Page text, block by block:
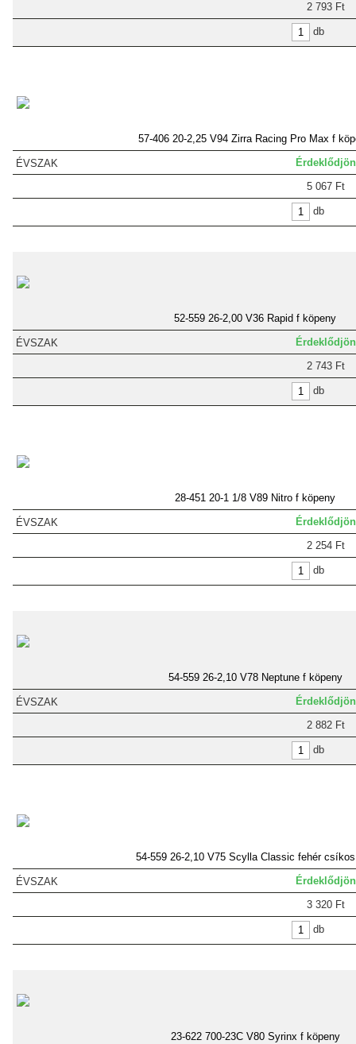
2 793 Ft
db
57-406 20-2,25 V94 Zirra Racing Pro Max f
Érdeklődjön
5 067 Ft
db
52-559 26-2,00 V36 Rapid f köpeny
Érdeklődjön
2 743 Ft
db
28-451 20-1 1/8 V89 Nitro f köpeny
Érdeklődjön
2 254 Ft
db
54-559 26-2,10 V78 Neptune f köpeny
Érdeklődjön
2 882 Ft
db
54-559 26-2,10 V75 Scylla Classic fehér
Érdeklődjön
3 320 Ft
db
23-622 700-23C V80 Syrinx f köpeny